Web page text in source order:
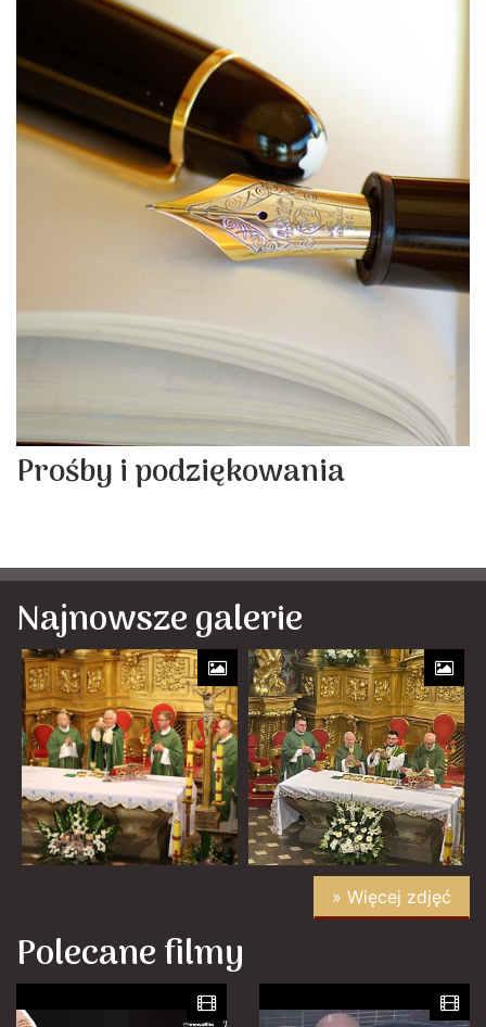
Prośby i podziękowania
Najnowsze galerie
» Więcej zdjęć
Polecane filmy